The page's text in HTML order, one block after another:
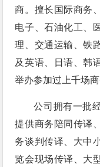
商。擅长国际商务
电子、石油化工、
理、交通运输、铁
及英语、日语、韩
举办参加过上千场
公司拥有一批
提供商务陪同传译
务谈判传译、大中
览会现场传译、大